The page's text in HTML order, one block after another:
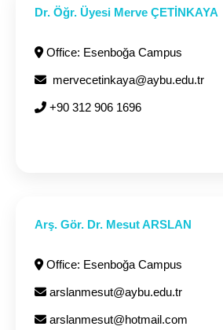
Dr. Öğr. Üyesi Merve ÇETİNKAYA
Office: Esenboğa Campus
mervecetinkaya@aybu.edu.tr
+90 312 906 1696
Arş. Gör. Dr. Mesut ARSLAN
Office: Esenboğa Campus
arslanmesut@aybu.edu.tr
arslanmesut@hotmail.com